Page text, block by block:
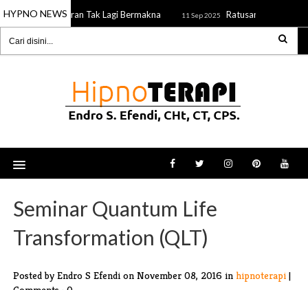
HYPNO NEWS
Ketika Teguran Tak Lagi Bermakna 11 Sep 2025 Ratusan ASN di
Seminar Quantum Life
Transformation (QLT)
Posted by Endro S Efendi on November 08, 2016 in hipnoterapi |